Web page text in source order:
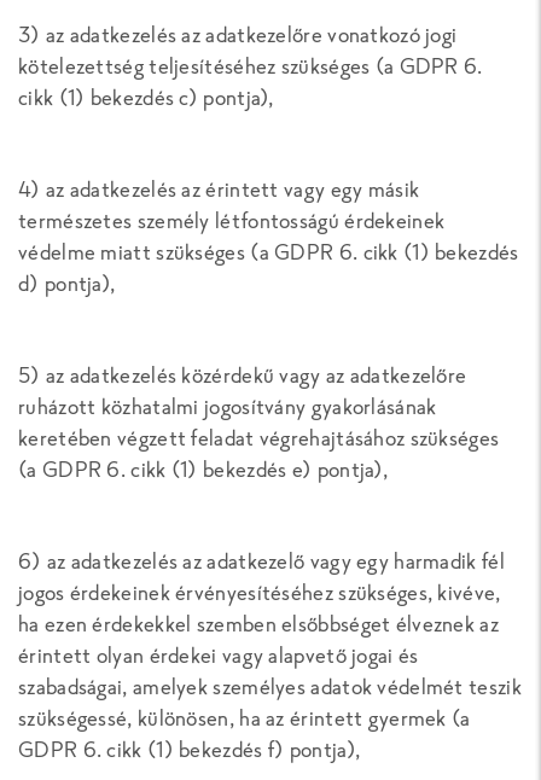
3) az adatkezelés az adatkezelőre vonatkozó jogi
kötelezettség teljesítéséhez szükséges (a GDPR 6.
cikk (1) bekezdés c) pontja),
4) az adatkezelés az érintett vagy egy másik
természetes személy létfontosságú érdekeinek
védelme miatt szükséges (a GDPR 6. cikk (1) bekezdés
d) pontja),
5) az adatkezelés közérdekű vagy az adatkezelőre
ruházott közhatalmi jogosítvány gyakorlásának
keretében végzett feladat végrehajtásához szükséges
(a GDPR 6. cikk (1) bekezdés e) pontja),
6) az adatkezelés az adatkezelő vagy egy harmadik fél
jogos érdekeinek érvényesítéséhez szükséges, kivéve,
ha ezen érdekekkel szemben elsőbbséget élveznek az
érintett olyan érdekei vagy alapvető jogai és
szabadságai, amelyek személyes adatok védelmét teszik
szükségessé, különösen, ha az érintett gyermek (a
GDPR 6. cikk (1) bekezdés f) pontja),